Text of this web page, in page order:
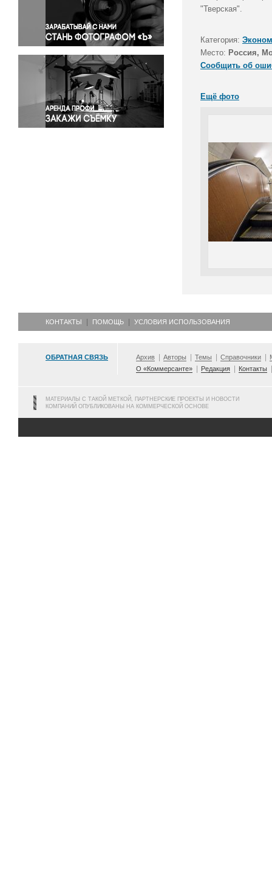
Правосудие
Происшествия и конфликты
Религия
Светская жизнь
Спорт
Экология
Экономика и бизнес
"Тверская".
Категория:
Место: Россия,
Сообщить об
Ещё фото
КОНТАКТЫ ПОМОЩЬ УСЛОВИЯ ИСПОЛЬЗОВАНИЯ
ОБРАТНАЯ СВЯЗЬ Архив Авторы Темы Справочники
О «Коммерсанте»
Редакция Контакты
МАТЕРИАЛЫ С ТАКОЙ МЕТКОЙ, ПАРТНЕРСКИЕ ПРОЕКТЫ И НОВОСТИ
КОМПАНИЙ ОПУБЛИКОВАНЫ НА КОММЕРЧЕСКОЙ ОСНОВЕ